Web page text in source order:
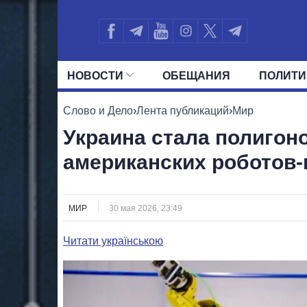
НОВОСТИ ОБЕЩАНИЯ
ВСЕ ПОЛИТИКИ ПРЕЗИДЕНТ И
Слово и Дело›Лента публикаций›Мир
Украина стала
американских
МИР 30 мая 2026, 23:49
Читати українською